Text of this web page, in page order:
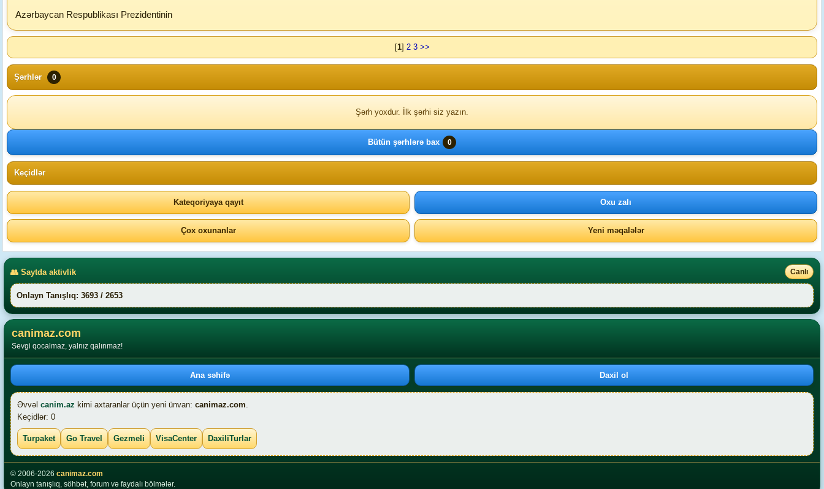
Azərbaycan Respublikası Prezidentinin
[1] 2 3 >>
Şərhlər 0
Şərh yoxdur. İlk şərhi siz yazın.
Bütün şərhlərə bax 0
Keçidlər
Kateqoriyaya qayıt Oxu zalı
Çox oxunanlar Yeni məqalələr
👥 Saytda aktivlik Canlı
Onlayn Tanışlıq: 3693 / 2653
canimaz.com
Sevgi qocalmaz, yalnız qalınmaz!
Ana səhifə Daxil ol
Əvvəl canim.az kimi axtaranlar üçün yeni ünvan: canimaz.com.
Keçidlər: 0
Turpaket Go Travel Gezmeli VisaCenter DaxiliTurlar
© 2006-2026 canimaz.com
Onlayn tanışlıq, söhbət, forum və faydalı bölmələr.